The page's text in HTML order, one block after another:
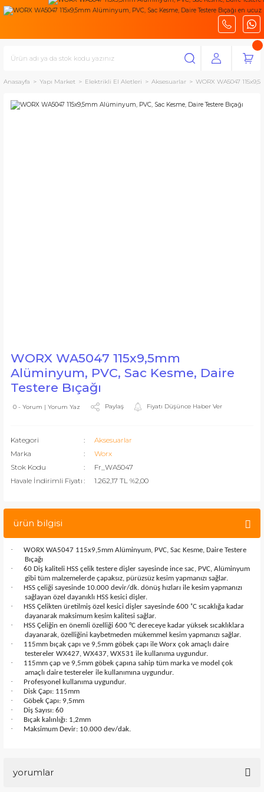
Anasayfa Yapı Market Elektrikli El Aletleri Aksesuarlar WORX WA5047
WORX WA5047 115x9,5mm
Alüminyum, PVC, Sac Kesme, Daire
Testere Bıçağı
0 - Yorum | Yorum Yaz Paylaş Fiyatı Düşünce Haber Ver
Kategori
Aksesuarlar
Marka
Worx
Stok Kodu
Fr_WA5047
Havale İndirimli Fiyatı
1.262,17 TL %2,00
ürün bilgisi
·
WORX WA5047 115x9,5mm Alüminyum, PVC, Sac Kesme, Daire Testere
Bıçağı
·
60 Diş kaliteli HSS çelik testere dişler sayesinde ince sac, PVC, Alüminyum
gibi tüm malzemelerde çapaksız, pürüzsüz kesim yapmanızı sağlar.
·
HSS çeliği sayesinde 10.000 devir/dk. dönüş hızları ile kesim yapmanızı
sağlayan özel dayanıklı HSS kesici dişler.
·
HSS Çelikten üretilmiş özel kesici dişler sayesinde 600 ˚C sıcaklığa kadar
dayanarak maksimum kesim kalitesi sağlar.
·
HSS Çeliğin en önemli özelliği 600 °C dereceye kadar yüksek sıcaklıklara
dayanarak, özelliğini kaybetmeden mükemmel kesim yapmanızı sağlar.
·
115mm bıçak çapı ve 9,5mm göbek çapı ile Worx çok amaçlı daire
testereler WX427, WX437, WX531 ile kullanıma uygundur.
·
115mm çap ve 9,5mm göbek çapına sahip tüm marka ve model çok
amaçlı daire testereler ile kullanımına uygundur.
· Profesyonel kullanıma uygundur.
· Disk Çapı: 115mm
· Göbek Çapı: 9,5mm
· Diş Sayısı: 60
· Bıçak kalınlığı: 1,2mm
· Maksimum Devir: 10.000 dev/dak.
yorumlar